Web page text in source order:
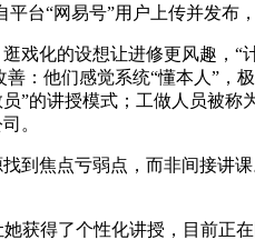
台“网易号”用户上传并发布
化的设想让进修更风趣，“
：他们感觉系统“懂本人”，
”的讲授模式；工做人员被
。
焦点亏弱点，而非间接讲
得了个性化讲授，目前正